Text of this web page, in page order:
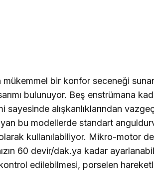
mükemmel bir konfor seceneği
bulunuyor. Beş enstrümana
sayesinde alışkanlıklarından
bu modellerde standart
kullanılabiliyor. Mikro-motor
60 devir/dak.ya kadar
edilebilmesi, porselen